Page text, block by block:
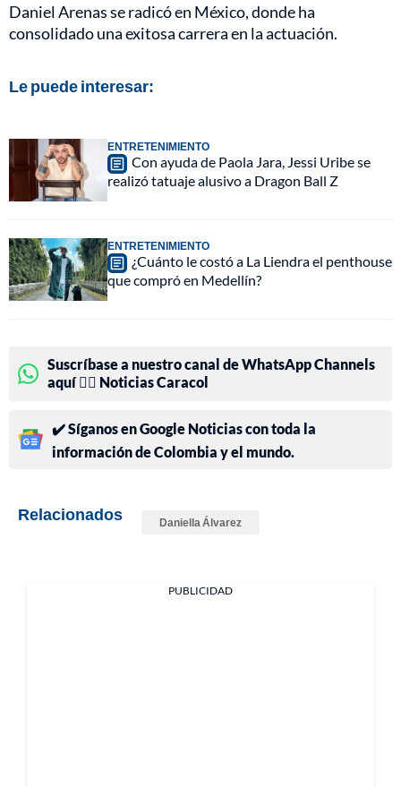
Daniel Arenas se radicó en México, donde ha
consolidado una exitosa carrera en la actuación.
Le puede interesar:
ENTRETENIMIENTO
Con ayuda de Paola Jara, Jessi Uribe se
realizó tatuaje alusivo a Dragon Ball Z
ENTRETENIMIENTO
¿Cuánto le costó a La Liendra el penthouse
que compró en Medellín?
Suscríbase a nuestro canal de WhatsApp Channels
aquí 👉🏻 Noticias Caracol
✔️ Síganos en Google Noticias con toda la
información de Colombia y el mundo.
Relacionados Daniella Álvarez
PUBLICIDAD